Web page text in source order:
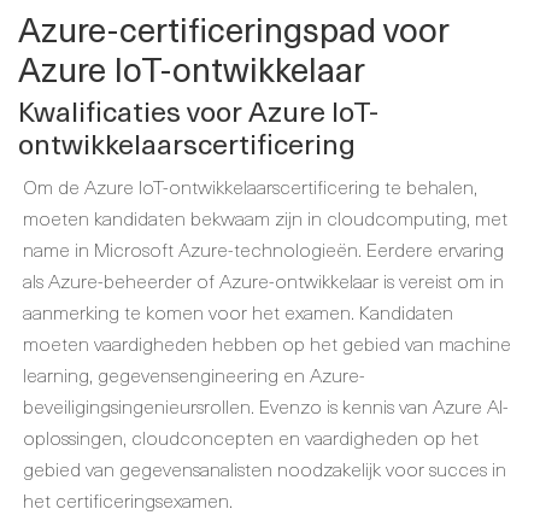
Azure-certificeringspad voor
Azure IoT-ontwikkelaar
Kwalificaties voor Azure IoT-
ontwikkelaarscertificering
Om de Azure IoT-ontwikkelaarscertificering te behalen,
moeten kandidaten bekwaam zijn in cloudcomputing, met
name in Microsoft Azure-technologieën. Eerdere ervaring
als Azure-beheerder of Azure-ontwikkelaar is vereist om in
aanmerking te komen voor het examen. Kandidaten
moeten vaardigheden hebben op het gebied van machine
learning, gegevensengineering en Azure-
beveiligingsingenieursrollen. Evenzo is kennis van Azure AI-
oplossingen, cloudconcepten en vaardigheden op het
gebied van gegevensanalisten noodzakelijk voor succes in
het certificeringsexamen.